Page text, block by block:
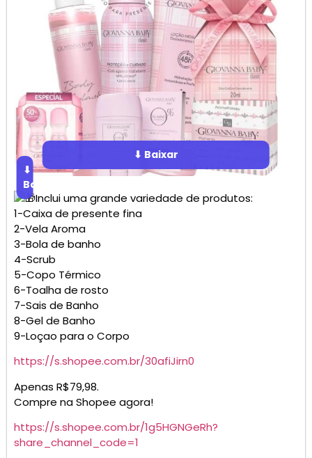
⬇ Baixar
⬇
Baixar
Inclui uma grande variedade de produtos:
1-Caixa de presente fina
2-Vela Aroma
3-Bola de banho
4-Scrub
5-Copo Térmico
6-Toalha de rosto
7-Sais de Banho
8-Gel de Banho
9-Loçao para o Corpo
https://s.shopee.com.br/30afiJirn0
Apenas R$79,98.
Compre na Shopee agora!
https://s.shopee.com.br/1g5HGNGeRh?
share_channel_code=1